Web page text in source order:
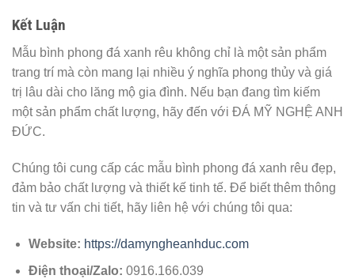
Kết Luận
Mẫu bình phong đá xanh rêu không chỉ là một sản phẩm
trang trí mà còn mang lại nhiều ý nghĩa phong thủy và giá
trị lâu dài cho lăng mộ gia đình. Nếu bạn đang tìm kiếm
một sản phẩm chất lượng, hãy đến với ĐÁ MỸ NGHỆ ANH
ĐỨC.
Chúng tôi cung cấp các mẫu bình phong đá xanh rêu đẹp,
đảm bảo chất lượng và thiết kế tinh tế. Để biết thêm thông
tin và tư vấn chi tiết, hãy liên hệ với chúng tôi qua:
Website: https://damyngheanhduc.com
Điện thoại/Zalo: 0916.166.039